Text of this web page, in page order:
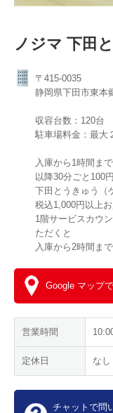
ノジマ 下田
〒415-0035
静岡県下田市東本
収容台数：120台
駐車場料金：最大
入庫から1時間ま
以降30分ごと100円
下田とうきゅう（
税込1,000円以上
1階サービスカウ
ただくと
入庫から2時間ま
Google マップ
営業時間
定休日 なし
チャットで問